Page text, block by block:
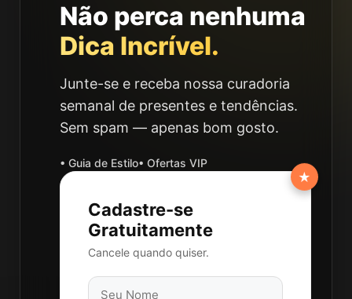
Não perca nenhuma
Dica Incrível.
Junte-se e receba nossa curadoria
semanal de presentes e tendências.
Sem spam — apenas bom gosto.
• Guia de Estilo• Ofertas VIP
Cadastre-se
Gratuitamente
Cancele quando quiser.
★